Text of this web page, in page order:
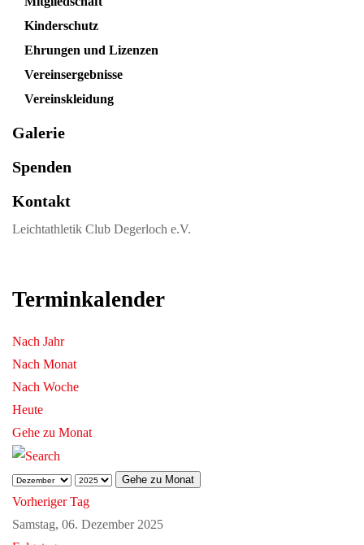
Kinderschutz
Ehrungen und Lizenzen
Vereinsergebnisse
Vereinskleidung
Galerie
Spenden
Kontakt
Leichtathletik Club Degerloch e.V.
Terminkalender
Nach Jahr
Nach Monat
Nach Woche
Heute
Gehe zu Monat
Gehe zu Monat
Vorheriger Tag
Samstag, 06. Dezember 2025